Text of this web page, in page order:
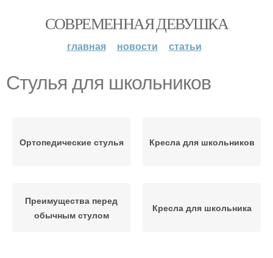
СОВРЕМЕННАЯ ДЕВУШКА
главная новости статьи
Стулья для школьников
Ортопедические стулья Кресла для школьников
Преимущества перед
обычным стулом
Кресла для школьника